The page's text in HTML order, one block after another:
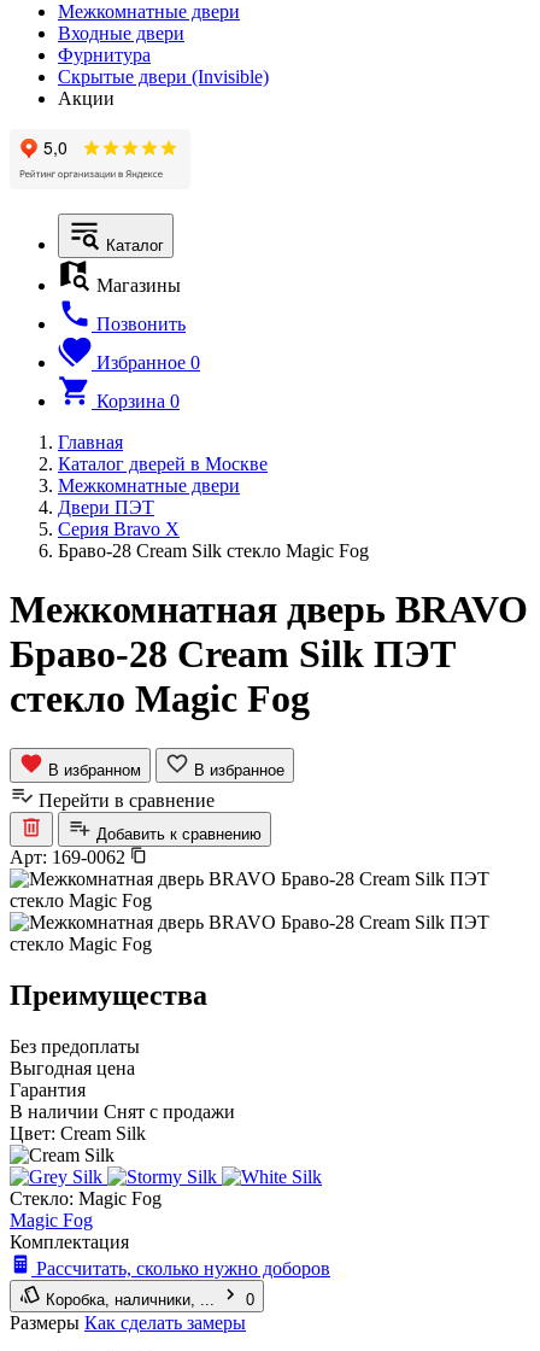
Межкомнатные двери
Входные двери
Фурнитура
Скрытые двери (Invisible)
Акции
Каталог
Магазины
Позвонить
Избранное 0
Корзина 0
Главная
Каталог дверей в Москве
Межкомнатные двери
Двери ПЭТ
Серия Bravo X
Браво-28 Cream Silk стекло Magic Fog
Межкомнатная дверь BRAVO
Браво-28 Cream Silk ПЭТ
стекло Magic Fog
В избранном В избранное
Перейти в сравнение
Добавить к сравнению
Арт: 169-0062
Преимущества
Без предоплаты
Выгодная цена
Гарантия
В наличии Снят с продажи
Цвет: Cream Silk
Стекло: Magic Fog
Magic Fog
Комплектация
Рассчитать, сколько нужно доборов
Коробка, наличники, ... 0
Размеры Как сделать замеры